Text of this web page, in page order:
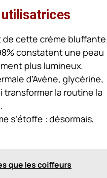
de cette crème
constatent une peau
plus lumineux.
d’Avène, glycérine,
la routine la
s’étoffe : désormais,
que les coiffeurs